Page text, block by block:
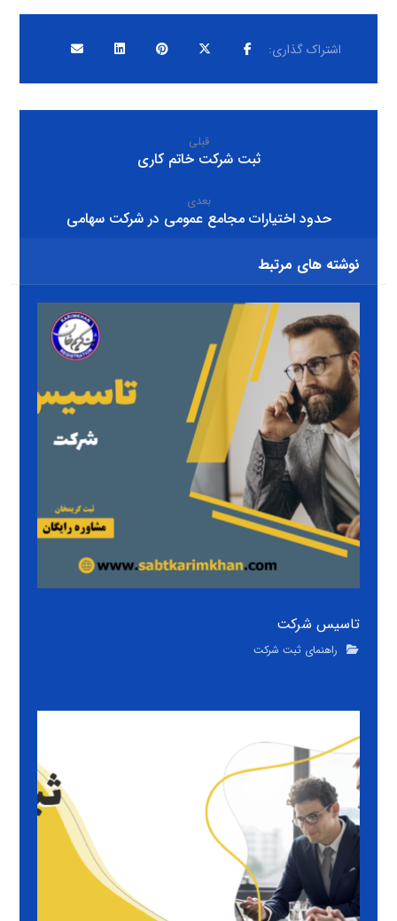
قبلی
ثبت شرکت خاتم کاری
بعدی
حدود اختیارات مجامع عمومی در شرکت سهامی
نوشته های مرتبط
تاسیس شرکت
راهنمای ثبت شرکت